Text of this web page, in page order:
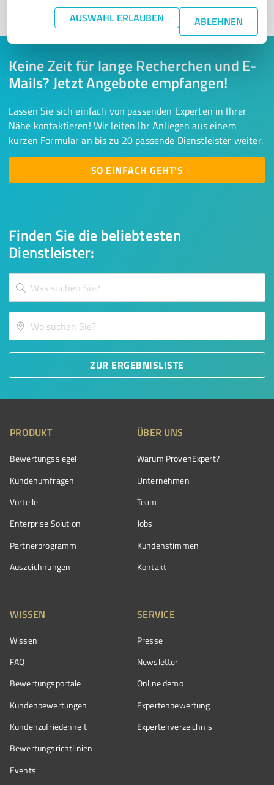
AUSWAHL ERLAUBEN ABLEHNEN
1
Finden Sie die beliebtesten
Dienstleister:
ZUR ERGEBNISLISTE
Keine Zeit für lange Recherchen und E-
Mails? Jetzt Angebote empfangen!
Lassen Sie sich einfach von passenden Experten in Ihrer
Nähe kontaktieren! Wir leiten Ihr Anliegen aus einem
kurzen Formular an bis zu 20 passende Dienstleister weiter.
SO EINFACH GEHT'S
PRODUKT
Bewertungssiegel
Kundenumfragen
Vorteile
Enterprise Solution
Partnerprogramm
Auszeichnungen
ÜBER UNS
Warum ProvenExpert?
Unternehmen
Team
Jobs
Kundenstimmen
Kontakt
WISSEN
Wissen
FAQ
Bewertungsportale
Kundenbewertungen
Kundenzufriedenheit
Bewertungs­richtlinien
Events
SERVICE
Presse
Newsletter
Online demo
Expertenbewertung
Expertenverzeichnis